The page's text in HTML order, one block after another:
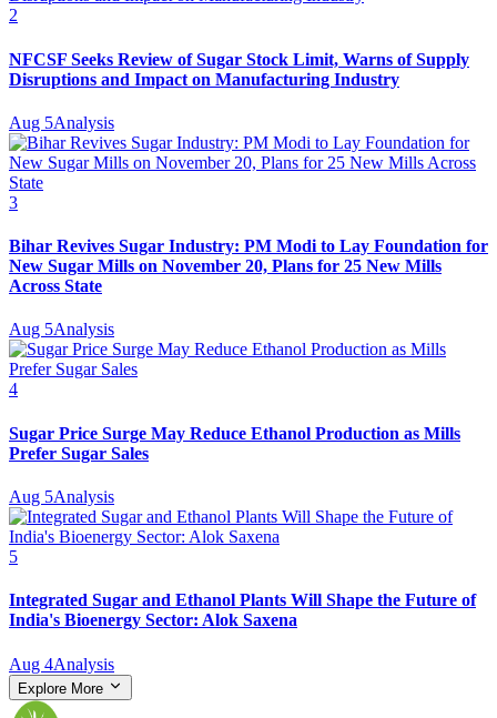
2
NFCSF Seeks Review of Sugar Stock Limit, Warns of Supply
Disruptions and Impact on Manufacturing Industry
Aug 5Analysis
3
Bihar Revives Sugar Industry: PM Modi to Lay Foundation for
New Sugar Mills on November 20, Plans for 25 New Mills
Across State
Aug 5Analysis
4
Sugar Price Surge May Reduce Ethanol Production as Mills
Prefer Sugar Sales
Aug 5Analysis
5
Integrated Sugar and Ethanol Plants Will Shape the Future of
India's Bioenergy Sector: Alok Saxena
Aug 4Analysis
Explore More